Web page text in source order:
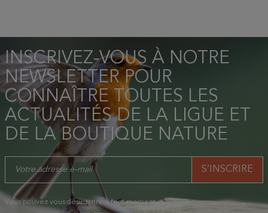
INSCRIVEZ-VOUS À NOTRE
NEWSLETTER POUR
CONNAÎTRE TOUTES LES
ACTUALITÉS DE LA LIGUE ET
DE LA BOUTIQUE NATURE
Vous pouvez vous désinscrire à tout moment.